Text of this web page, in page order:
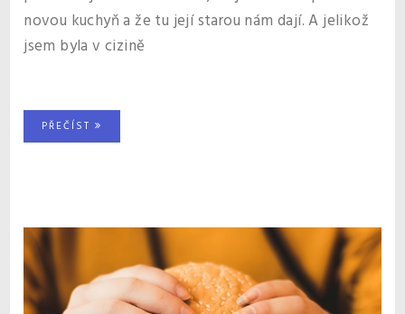
novou kuchyň a že tu její starou nám dají. A jelikož
jsem byla v cizině
PŘEČÍST